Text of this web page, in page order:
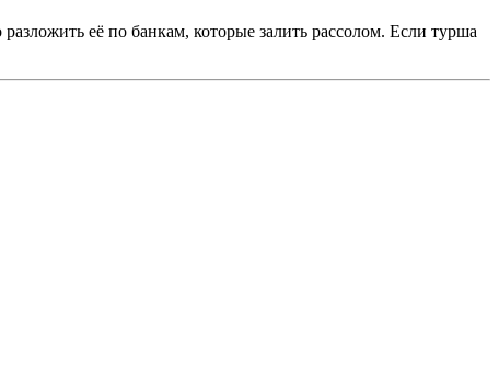
её по банкам, которые залить рассолом. Если турша